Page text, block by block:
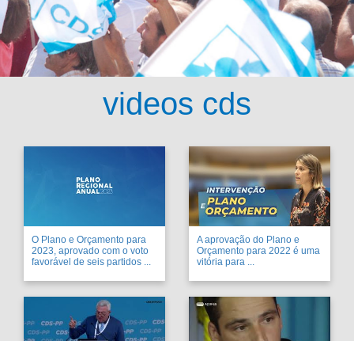
videos cds
O Plano e Orçamento para
2023, aprovado com o voto
favorável de seis partidos ...
A aprovação do Plano e
Orçamento para 2022 é uma
vitória para ...